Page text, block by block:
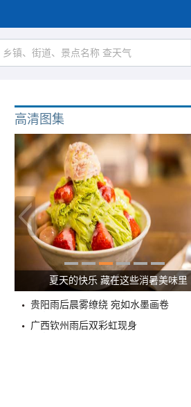
高清图集
广西南宁：盛夏里的“绿野仙踪”
贵阳雨后晨雾缭绕 宛如水墨画卷
广西钦州雨后双彩虹现身